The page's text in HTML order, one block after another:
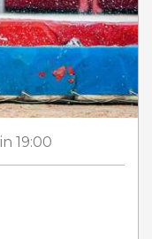
in 19:00